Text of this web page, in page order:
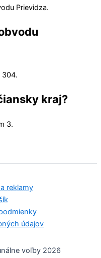
Prievidza.
304.
kraj?
3.
reklamy
údajov
voľby 2026